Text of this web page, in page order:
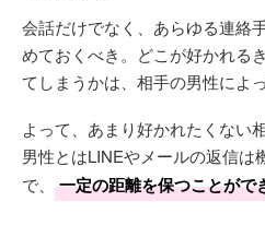
会話だけでなく、あらゆる連絡
めておくべき。どこが好かれる
てしまうかは、相手の男性によ
よって、あまり好かれたくない
男性とはLINEやメールの返信は
で、
一定の距離を保つことがで